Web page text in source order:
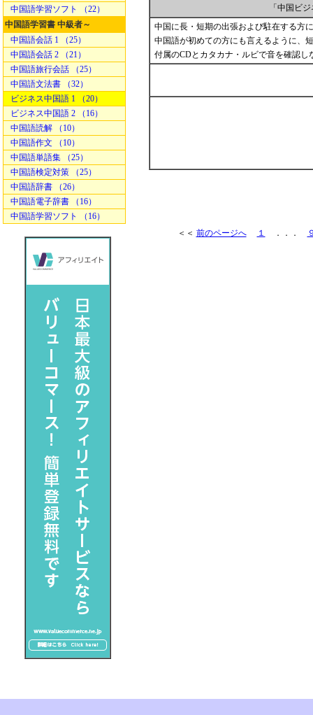
中国語学習ソフト （22）
中国語学習書 中級者～
中国語会話 1 （25）
中国語会話 2 （21）
中国語旅行会話 （25）
中国語文法書 （32）
ビジネス中国語 1 （20）
ビジネス中国語 2 （16）
中国語読解 （10）
中国語作文 （10）
中国語単語集 （25）
中国語検定対策 （25）
中国語辞書 （26）
中国語電子辞書 （16）
中国語学習ソフト （16）
「中国ビ
中国に長・短期の出張および駐在する方
中国語が初めての方にも言えるように、
付属のCDとカタカナ・ルビで音を確認し
＜＜ 前のページへ １ ．．．